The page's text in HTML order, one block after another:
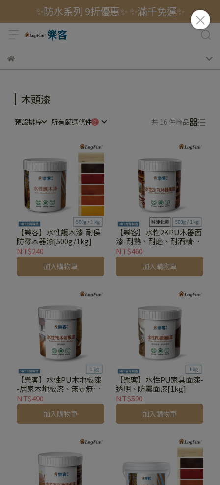
✨防水系列 9折優惠✨ ✨滿千免運✨
木頭漆
預設排序 所有篩選條件 共 16 件商品
【樂客】水性護木漆-耐侯
防霉木器漆[500g/1kg]
NT$240
加入購物車
【樂客】水性2KPU木器面
漆-耐熱、耐磨、耐酒精
[500g/1kg]
NT$460
加入購物車
【樂客】水性PU木地板漆
-居家木地板漆、無毒無
臭、好刷快乾 1kg
NT$490
加入購物車
【樂客】水性PU家具面漆-
透明、防霉面漆[1kg]
NT$590
加入購物車